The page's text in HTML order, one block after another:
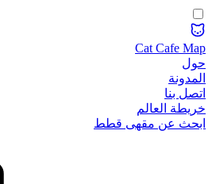
Cat Cafe Map
حول
المدونة
اتصل بنا
خريطة العالم
ابحث عن مقهى قطط